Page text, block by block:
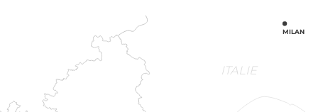
ITALIE
MILAN